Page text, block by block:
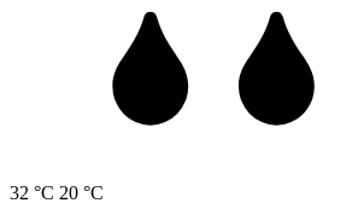
32 °C 20 °C